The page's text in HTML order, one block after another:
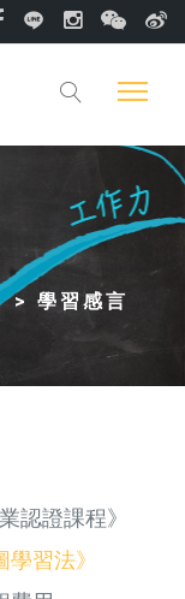
學習感言
業認證課程》
學習法》